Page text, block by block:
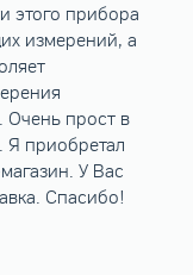
этого прибора
измерений, а
Очень прост в
Я приобретал
У Вас
Спасибо!